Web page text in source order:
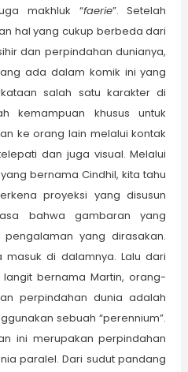
makhluk “faerie”. Setelah
hal yang cukup berbeda dari
dan perpindahan dunianya,
ada dalam komik ini yang
salah satu karakter di
kemampuan khusus untuk
ke orang lain melalui kontak
dan juga visual. Melalui
bernama Cindhil, kita tahu
proyeksi yang disusun
bahwa gambaran yang
yang dirasakan.
di dalamnya. Lalu dari
bernama Martin, orang-
perpindahan dunia adalah
sebuah “perennium”.
ini merupakan perpindahan
paralel. Dari sudut pandang